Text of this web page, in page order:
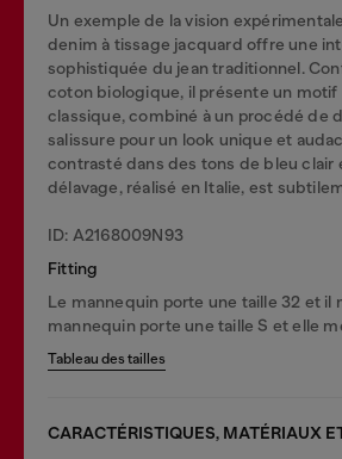
Un exemple de la vision
denim à tissage jacquard offre une
sophistiquée du jean traditionnel.
coton biologique, il présente un motif
classique, combiné à un procédé de
salissure pour un look unique et
contrasté dans des tons de bleu clair
délavage, réalisé en Italie, est
ID: A2168009N93
Fitting
Le mannequin porte une taille 32 et il
mannequin porte une taille S et elle
Tableau des tailles
CARACTÉRISTIQUES, MATÉRIAUX